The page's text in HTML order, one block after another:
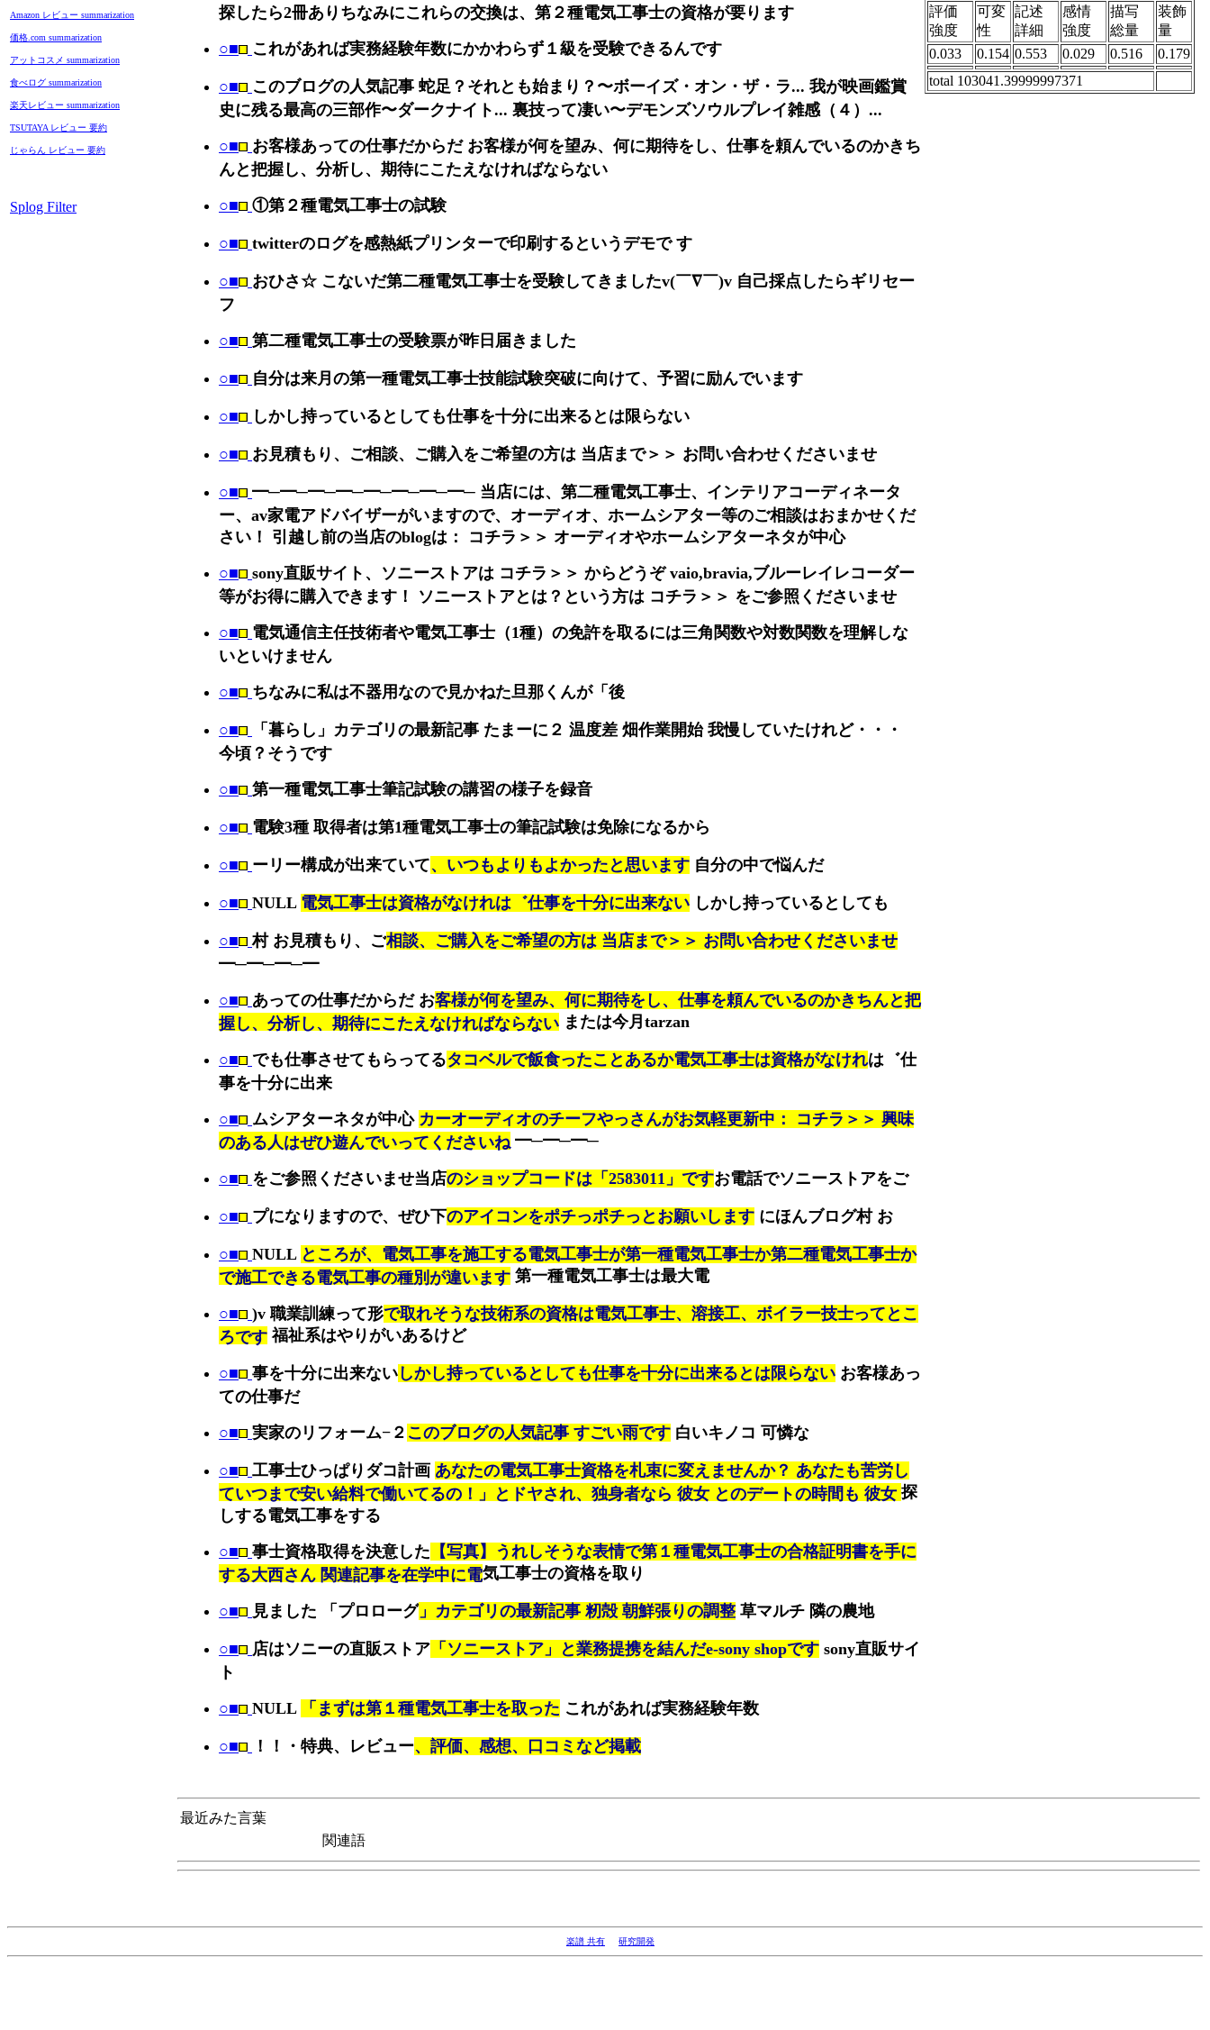
Amazon レビュー summarization
価格.com summarization
アットコスメ summarization
食べログ summarization
楽天レビュー summarization
TSUTAYA レビュー 要約
じゃらん レビュー 要約
Splog Filter
探したら2冊ありちなみにこれらの交換は、第２種電気工事士の資格が要ります
○■ これがあれば実務経験年数にかかわらず１級を受験できるんです
○■ このブログの人気記事 蛇足？それとも始まり？〜ボーイズ・オン・ザ・ラ... 我が映画鑑賞
史に残る最高の三部作〜ダークナイト... 裏技って凄い〜デモンズソウルプレイ雑感（４）...
○■ お客様あっての仕事だからだ お客様が何を望み、何に期待をし、仕事を頼んでいるのかきち
んと把握し、分析し、期待にこたえなければならない
○■ ①第２種電気工事士の試験
○■ twitterのログを感熱紙プリンターで印刷するというデモで す
○■ おひさ☆ こないだ第二種電気工事士を受験してきましたv(￣∇￣)v 自己採点したらギリセー
フ
○■ 第二種電気工事士の受験票が昨日届きました
○■ 自分は来月の第一種電気工事士技能試験突破に向けて、予習に励んでいます
○■ しかし持っているとしても仕事を十分に出来るとは限らない
○■ お見積もり、ご相談、ご購入をご希望の方は 当店まで＞＞ お問い合わせくださいませ
○■ ━─━─━─━─━─━─━─━─ 当店には、第二種電気工事士、インテリアコーディネータ
ー、av家電アドバイザーがいますので、オーディオ、ホームシアター等のご相談はおまかせくだ
さい！ 引越し前の当店のblogは： コチラ＞＞ オーディオやホームシアターネタが中心
○■ sony直販サイト、ソニーストアは コチラ＞＞ からどうぞ vaio,bravia,ブルーレイレコーダー
等がお得に購入できます！ ソニーストアとは？という方は コチラ＞＞ をご参照くださいませ
○■ 電気通信主任技術者や電気工事士（1種）の免許を取るには三角関数や対数関数を理解しな
いといけません
○■ ちなみに私は不器用なので見かねた旦那くんが「後
○■ 「暮らし」カテゴリの最新記事 たまーに２ 温度差 畑作業開始 我慢していたけれど・・・
今頃？そうです
○■ 第一種電気工事士筆記試験の講習の様子を録音
○■ 電験3種 取得者は第1種電気工事士の筆記試験は免除になるから
○■ ーリー構成が出来ていて、いつもよりもよかったと思います 自分の中で悩んだ
○■ NULL 電気工事士は資格がなけれは゛仕事を十分に出来ない しかし持っているとしても
○■ 村 お見積もり、ご相談、ご購入をご希望の方は 当店まで＞＞ お問い合わせくださいませ
━─━─━─━
○■ あっての仕事だからだ お客様が何を望み、何に期待をし、仕事を頼んでいるのかきちんと把
握し、分析し、期待にこたえなければならない または今月tarzan
○■ でも仕事させてもらってるタコベルで飯食ったことあるか電気工事士は資格がなけれは゛仕
事を十分に出来
○■ ムシアターネタが中心 カーオーディオのチーフやっさんがお気軽更新中： コチラ＞＞ 興味
のある人はぜひ遊んでいってくださいね ━─━─━─
○■ をご参照くださいませ当店のショップコードは「2583011」ですお電話でソニーストアをご
○■ プになりますので、ぜひ下のアイコンをポチっポチっとお願いします にほんブログ村 お
○■ NULL ところが、電気工事を施工する電気工事士が第一種電気工事士か第二種電気工事士か
で施工できる電気工事の種別が違います 第一種電気工事士は最大電
○■ )v 職業訓練って形で取れそうな技術系の資格は電気工事士、溶接工、ボイラー技士ってとこ
ろです 福祉系はやりがいあるけど
○■ 事を十分に出来ない しかし持っているとしても仕事を十分に出来るとは限らない お客様あっ
ての仕事だ
○■ 実家のリフォーム−２ このブログの人気記事 すごい雨です 白いキノコ 可憐な
○■ 工事士ひっぱりダコ計画 あなたの電気工事士資格を札束に変えませんか？ あなたも苦労し
ていつまで安い給料で働いてるの！」とドヤされ、独身者なら 彼女 とのデートの時間も 彼女 探
しする電気工事をする
○■ 事士資格取得を決意した 【写真】うれしそうな表情で第１種電気工事士の合格証明書を手に
する大西さん 関連記事を在学中に電気工事士の資格を取り
○■ 見ました 「プロローグ 」カテゴリの最新記事 籾殻 朝鮮張りの調整 草マルチ 隣の農地
○■ 店はソニーの直販ストア 「ソニーストア」と業務提携を結んだe-sony shopです sony直販サイ
ト
○■ NULL 「まずは第１種電気工事士を取った これがあれば実務経験年数
○■ ！！・特典、レビュー、評価、感想、口コミなど掲載
評価
強度
可変
性
記述
詳細
感情
強度
描写
総量
装飾
量
0.033
0.154 0.553 0.029 0.516
0.179
total 103041.39999997371
最近みた言葉
関連語
楽譜 共有 研究開発